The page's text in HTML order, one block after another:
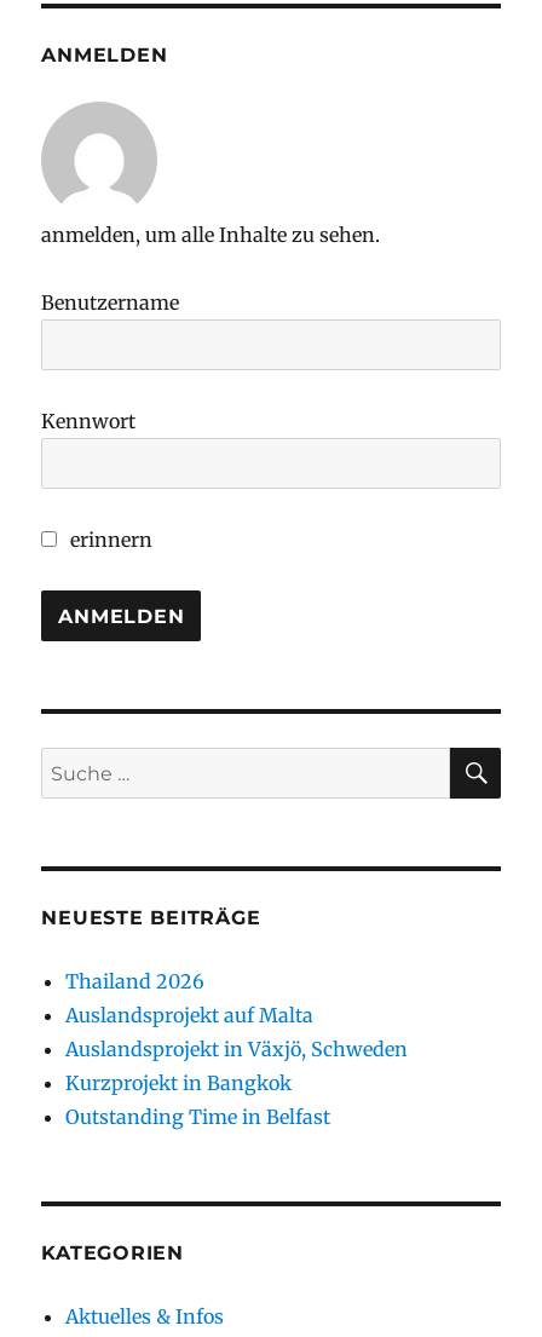
ANMELDEN
anmelden, um alle Inhalte zu sehen.
Benutzername
Kennwort
erinnern
Suche
nach:
NEUESTE BEITRÄGE
Thailand 2026
Auslandsprojekt auf Malta
Auslandsprojekt in Växjö, Schweden
Kurzprojekt in Bangkok
Outstanding Time in Belfast
KATEGORIEN
Aktuelles & Infos